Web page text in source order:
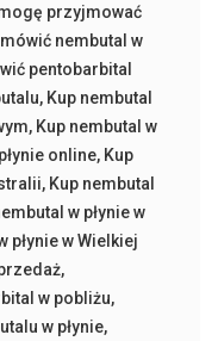
przyjmować
nembutal w
pentobarbital
, Kup nembutal
, Kup nembutal w
online, Kup
, Kup nembutal
w płynie w
płynie w Wielkiej
,
w pobliżu,
w płynie,